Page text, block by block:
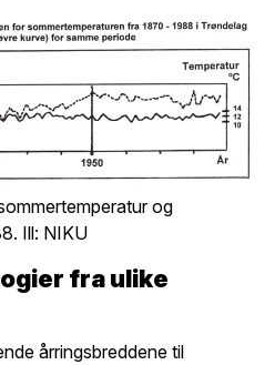
og
Ill: NIKU
fra ulike
årringsbreddene til